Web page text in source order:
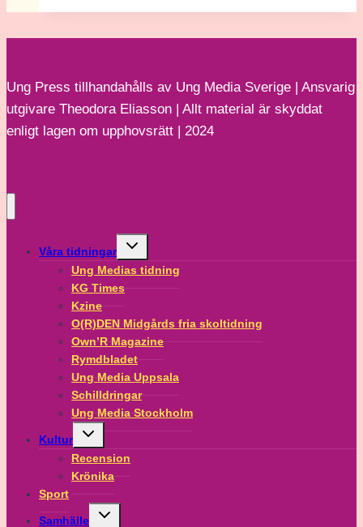
Holková
Ung Press tillhandahålls av Ung Media Sverige | Ansvarig
utgivare Theodora Eliasson | Allt material är skyddat
enligt lagen om upphovsrätt | 2024
Våra tidningar
Toggle
menu
Ung Medias tidning
KG Times
Kzine
O(R)DEN Midgårds fria skoltidning
Own’R Magazine
Rymdbladet
Ung Media Uppsala
Schilldringar
Ung Media Stockholm
Kultur
Toggle
menu
Recension
Krönika
Sport
Samhälle
Toggle